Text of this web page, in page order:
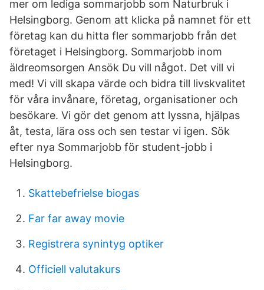
mer om lediga sommarjobb som Naturbruk i
Helsingborg. Genom att klicka på namnet för ett
företag kan du hitta fler sommarjobb från det
företaget i Helsingborg. Sommarjobb inom
äldreomsorgen Ansök Du vill något. Det vill vi
med! Vi vill skapa värde och bidra till livskvalitet
för våra invånare, företag, organisationer och
besökare. Vi gör det genom att lyssna, hjälpas
åt, testa, lära oss och sen testar vi igen. Sök
efter nya Sommarjobb för student-jobb i
Helsingborg.
Skattebefrielse biogas
Far far away movie
Registrera synintyg optiker
Officiell valutakurs